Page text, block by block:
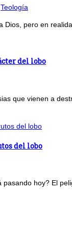
Teología
pero en
del lobo
que vienen a
del lobo
hoy? El